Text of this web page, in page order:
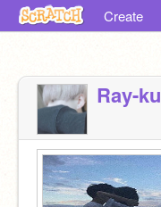
Create
Ray-ku